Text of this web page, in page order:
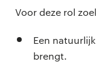
Voor deze rol
Een
brengt.